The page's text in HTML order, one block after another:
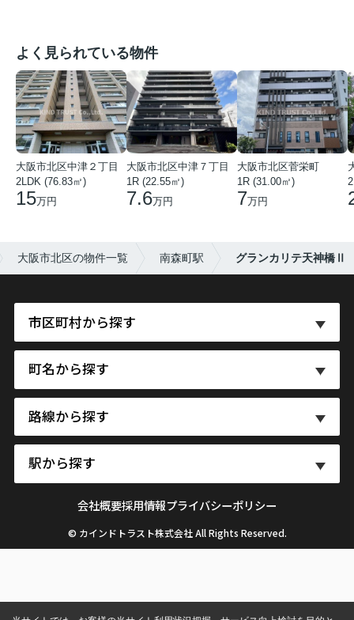
よく見られている物件
大阪市北区中津２丁目
2LDK (76.83㎡)
15万円
大阪市北区中津７丁目
1R (22.55㎡)
7.6万円
大阪市北区菅栄町
1R (31.00㎡)
7万円
大阪市北区の物件一覧 南森町駅 グランカリテ天神橋Ⅱ
市区町村から探す
町名から探す
路線から探す
駅から探す
会社概要採用情報プライバシーポリシー
© カインドトラスト株式会社 All Rights Reserved.